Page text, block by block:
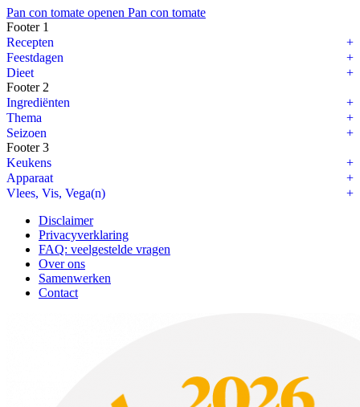
Pan con tomate openen Pan con tomate
Footer 1
Recepten
Feestdagen
Dieet
Footer 2
Ingrediënten
Thema
Seizoen
Footer 3
Keukens
Apparaat
Vlees, Vis, Vega(n)
Disclaimer
Privacyverklaring
FAQ: veelgestelde vragen
Over ons
Samenwerken
Contact